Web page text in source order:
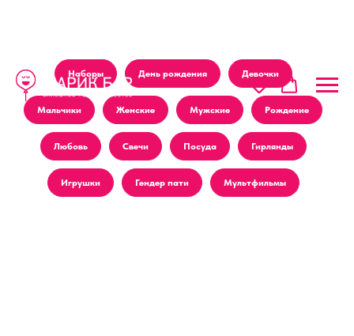
Наборы День рождения Девочки
Мальчики Женские Мужские Рождение
Любовь Свечи Посуда Гирлянды
Игрушки Гендер пати Мультфильмы